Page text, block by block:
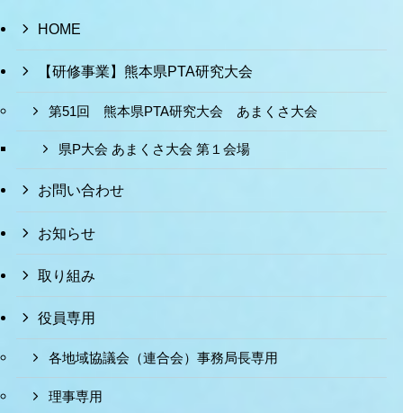
HOME
【研修事業】熊本県PTA研究大会
第51回 熊本県PTA研究大会 あまくさ大会
県P大会 あまくさ大会 第１会場
お問い合わせ
お知らせ
取り組み
役員専用
各地域協議会（連合会）事務局長専用
理事専用